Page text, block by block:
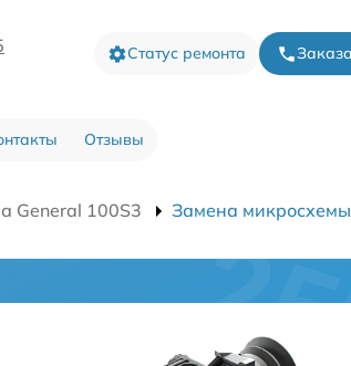
Статус ремонта
Отзывы
General 100S3 Замена микросхемы